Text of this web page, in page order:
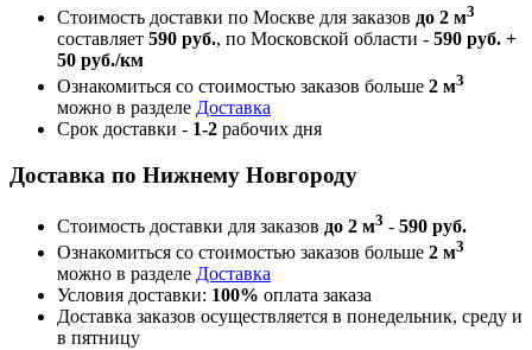
Стоимость доставки по Москве для заказов до 2 м3
составляет 590 руб., по Московской области - 590 руб. +
50 руб./км
Ознакомиться со стоимостью заказов больше 2 м3
можно в разделе Доставка
Срок доставки - 1-2 рабочих дня
Доставка по Нижнему Новгороду
Стоимость доставки для заказов до 2 м3 - 590 руб.
Ознакомиться со стоимостью заказов больше 2 м3
можно в разделе Доставка
Условия доставки: 100% оплата заказа
Доставка заказов осуществляется в понедельник, среду и
в пятницу